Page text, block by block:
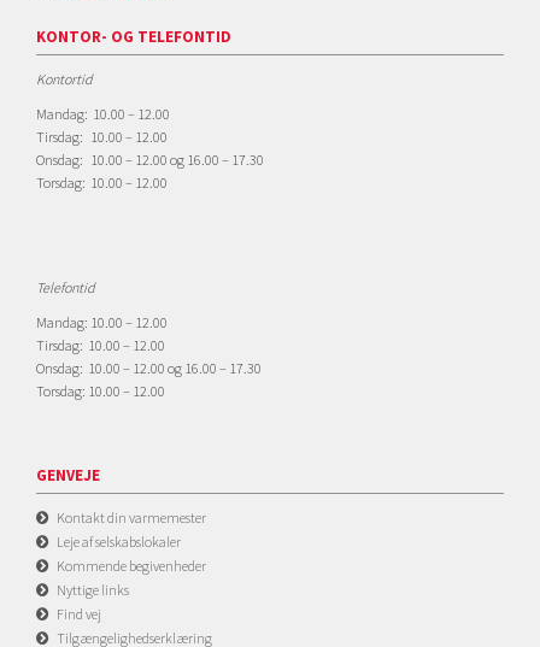
KONTOR- OG TELEFONTID
Kontortid
Mandag: 10.00 – 12.00
Tirsdag: 10.00 – 12.00
Onsdag: 10.00 – 12.00 og 16.00 – 17.30
Torsdag: 10.00 – 12.00
Telefontid
Mandag: 10.00 – 12.00
Tirsdag: 10.00 – 12.00
Onsdag: 10.00 – 12.00 og 16.00 – 17.30
Torsdag: 10.00 – 12.00
GENVEJE
Kontakt din varmemester
Leje af selskabslokaler
Kommende begivenheder
Nyttige links
Find vej
Tilgængelighedserklæring